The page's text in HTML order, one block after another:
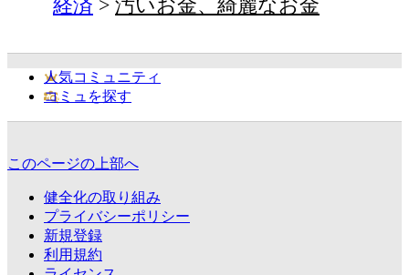
経済
汚いお金、綺麗なお金
人気コミュニティ
コミュを探す
このページの上部へ
健全化の取り組み
プライバシーポリシー
新規登録
利用規約